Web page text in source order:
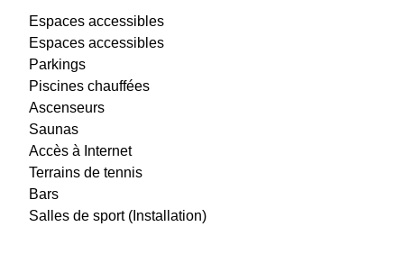
Espaces accessibles
Espaces accessibles
Parkings
Piscines chauffées
Ascenseurs
Saunas
Accès à Internet
Terrains de tennis
Bars
Salles de sport (Installation)